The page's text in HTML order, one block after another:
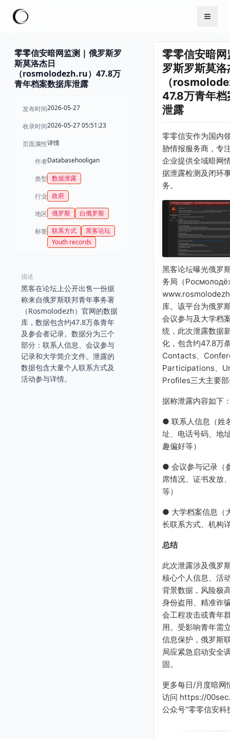
零零信安暗网监测 | 俄罗斯罗
斯莫洛杰日
（rosmolodezh.ru）47.8万
青年档案数据库泄露
发布时间2026-05-27
收录时间2026-05-27 05:51:23
页面属性详情
作者Databasehooligan
类型 数据泄露
行业 政府
地区 俄罗斯 白俄罗斯
标签 联系方式
黑客论坛
Youth records
描述
黑客在论坛上公开出售一份据
称来自俄罗斯联邦青年事务署
（Rosmolodezh）官网的数据
库，数据包含约47.8万条青年
及参会者记录。数据分为三个
部分：联系人信息、会议参与
记录和大学简介文件。泄露的
数据包含大量个人联系方式及
活动参与详情。
零零信安暗
罗斯罗斯莫洛
（
47.8万青年
泄露
零零信安作为国内
胁情报服务商，专
企业提供全域暗网
据泄露检测及闭环
务。
黑客论坛曝光俄罗
务局（
库。该平台为俄罗
会议参与及大学档
统，此次泄露数据
化，包含约47.8万
Contacts、
Participations、
Profiles三大主要
据称泄露内容如下
● 联系人信息（姓
址、电话号码、地
趣偏好等）
● 会议参与记录（
席情况、证书发放
等）
● 大学档案信息（
长联系方式、机构
总结
此次泄露涉及俄罗
核心个人信息、活
背景数据，风险极
身份盗用、精准诈
会工程攻击或青年
用。受影响青年需
信息保护，俄罗斯
局应紧急启动安全
固。
更多每日/月度暗网
访问 https://
公众号“零零信安科